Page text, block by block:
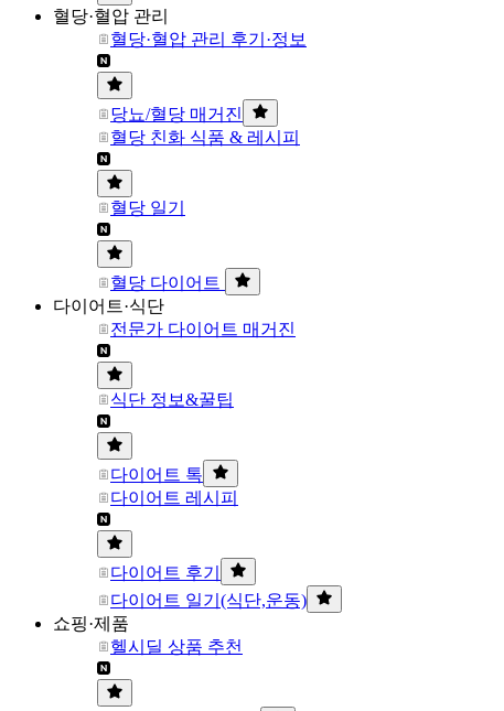
혈당·혈압 관리
혈당·혈압 관리 후기·정보
당뇨/혈당 매거진
혈당 친화 식품 & 레시피
혈당 일기
혈당 다이어트
다이어트·식단
전문가 다이어트 매거진
식단 정보&꿀팁
다이어트 톡
다이어트 레시피
다이어트 후기
다이어트 일기(식단,운동)
쇼핑·제품
헬시딜 상품 추천